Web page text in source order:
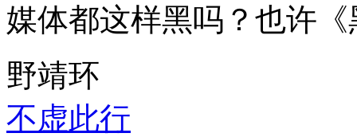
媒体都这样黑吗？也许
野靖环
不虚此行